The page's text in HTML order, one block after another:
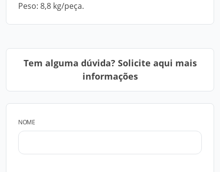
Peso: 8,8 kg/peça.
Tem alguma dúvida? Solicite aqui mais
informações
NOME